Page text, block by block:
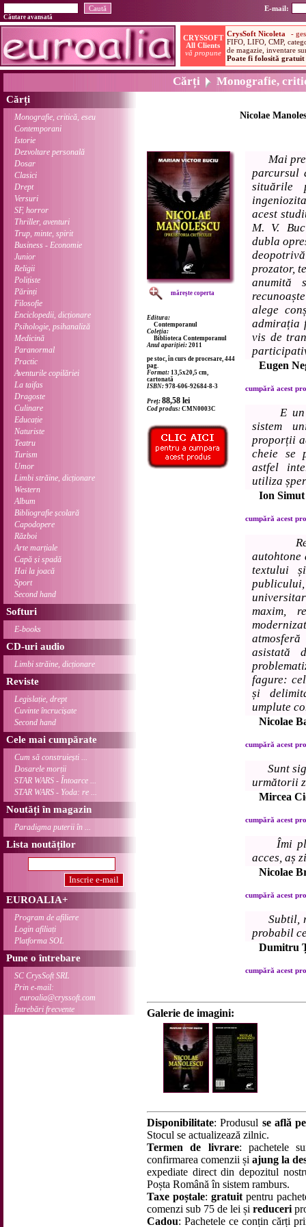
E-mail:
Căutare avansată
Cărți Monografie,
Cărți
Monografie, critică, eseu
Contemporani
Istorie
Dezvoltare personală
Dosar
Clasici
Drept
Versuri
SF, horror
Thriller, aventuri
Trup, minte, spirit
Business - Economie
Junior
Religii
Polițiste
Părinți
Filosofie
Enciclopedii, dicționare
Psihologie, psihanaliză
Medicină
Paranormal
Practic
Aventurile copilăriei
La taifas
Dragoste
Culinare
Educație
Naturiste
Teatru
Turism
Umor
Limbi străine, dicționare
Western
Album
Bibliografie școlară
Capodopere
Război
Arte marțiale
Capă și spadă
Hai la joacă
Sport
Second hand
Softuri
E-books
CD-uri audio
Limbi străine, dicționare
Reviste
Legislație, drept
Cuvinte încrucișate
Second hand
Cele mai cumpărate
Cum să construiești ...
Dosarele morții
STAR WARS - Întoarce ...
STAR WARS - Yoda: re ...
Noutăți în magazin
Paradigma puterii în ...
Lista noutăților
EUROALIA+
Program de afiliere
Login afiliați
Platforma SOL
Pune o întrebare
SC CrysSoft SRL
Prin e-mail:
euroalia@cryssoft.com
Întrebări frecvente
Nicolae
mărește coperta
Editura:
Contemporanul
Coleția:
Biblioteca Contemporanul
Anul apariției: 2011
pe stoc, în curs de procesare, 444
pag.
Format: 13,5x20,5 cm,
cartonată
ISBN: 978-606-92684-8-3
Preț: 88,58 lei
Cod produs: CMN0003C
Mai
parcursul
situările
acest
M. V.
dubla
prozator,
anumită
alege
admirația
vis de
Eugen
cumpără acest
E
sistem
proporții
cheie se
astfel
utiliza
Ion Simut
cumpără acest
autohtone
textului
maxim,
asistată
fagure:
și
umplute
Nicolae
cumpără acest
Sunt
următorii
Mircea
cumpără acest
Îmi
acces, aș
Nicolae
cumpără acest
Subtil,
probabil
Dumitru
cumpără acest
Galerie de imagini:
Disponibilitate: Produsul se află
Stocul se actualizează zilnic.
Termen de livrare: pachetele
confirmarea comenzii șiajung la
expediate direct din depozitul
Poșta Română în sistem ramburs.
Taxe poștale: gratuitpentru
comenzi sub 75 de lei și reduceri
Cadou: Pachetele ce conțin cărți